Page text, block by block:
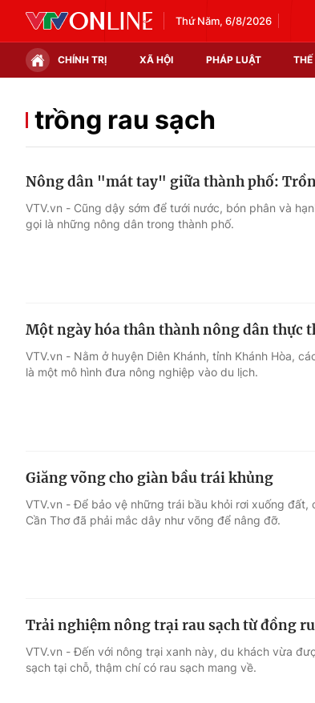
Thứ Năm, 6/8/2026
CHÍNH TRỊ XÃ HỘI PHÁP LUẬT THẾ
Chính trị
Thế giới đó đây
Thị trường
Điện ảnh
Âm nhạc
Sao
Du lịch
Làm đẹp
Chất lượng
trồng rau sạch
Nông dân "mát tay" giữa thành phố:
VTV.vn - Cũng dậy sớm để tưới nước, bón phân và
gọi là những nông dân trong thành phố.
Một ngày hóa thân thành nông dân thực
VTV.vn - Nằm ở huyện Diên Khánh, tỉnh Khánh Hòa,
là một mô hình đưa nông nghiệp vào du lịch.
Giăng võng cho giàn bầu trái khủng
VTV.vn - Để bảo vệ những trái bầu khỏi rơi xuống
Cần Thơ đã phải mắc dây như võng để nâng đỡ.
Trải nghiệm nông trại rau sạch từ đồng
VTV.vn - Đến với nông trại xanh này, du khách vừa
sạch tại chỗ, thậm chí có rau sạch mang về.